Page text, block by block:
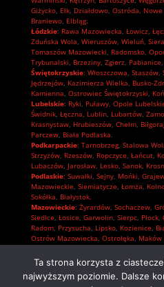
Giżycko, Ełk, Działdowo, Ostróda,
Braniewo, Elbląg.
Łódzkie: Rawa Mazowiecka, Łowicz,
Zduńska Wola, Wieruszów, Wieluń,
Tomaszów Mazowiecki, Radomsko,
Trybunalski, Brzeziny, Zgierz, Pabianice,
Świętokrzyskie: Włoszczowa, Staszów,
Jędrzejów, Kazimierza Wielka, Busko-
Kamienna, Ostrowiec Świętokrzyski,
Lubelskie: Ryki, Puławy, Opole
Świdnik, Łęczna, Lublin, Lubartów,
Krasnystaw, Hrubieszów, Chełm, Biłgoraj
Parczew, Biała Podlaska.
Podkarpackie: Tarnobrzeg, Stalowa
Strzyżów, Rzeszów, Ropczyce, Łańcut,
Lubaczów, Jarosław, Lesko, Sanok,
Podlaskie: Suwałki, Sejny, Mońki,
Mazowieckie, Siemiatycze, Łomża,
Sokółka, Białystok.
Mazowieckie: Żyrardów, Sochaczew,
Siedlce, Łosice, Garwolin, Sierpc, Płock,
Radom, Przysucha, Lipsko, Kozienice,
Ostrów Mazowiecka, Ostrołęka,
Grodzisk Mazowiecki,Wołomin,Otwock
Ta strona korzysta z
najwyższym poziomie. Dalsze